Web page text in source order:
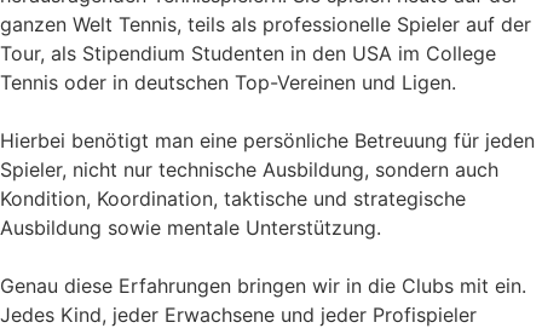
ganzen Welt Tennis, teils als professionelle Spieler auf der
Tour, als Stipendium Studenten in den USA im College
Tennis oder in deutschen Top-Vereinen und Ligen.
Hierbei benötigt man eine persönliche Betreuung für jeden
Spieler, nicht nur technische Ausbildung, sondern auch
Kondition, Koordination, taktische und strategische
Ausbildung sowie mentale Unterstützung.
Genau diese Erfahrungen bringen wir in die Clubs mit ein.
Jedes Kind, jeder Erwachsene und jeder Profispieler